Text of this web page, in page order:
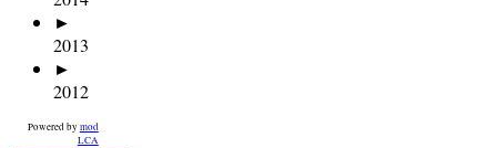
►
2013
►
2012
Powered by mod
LCA